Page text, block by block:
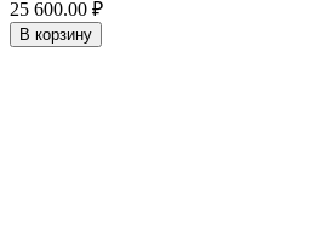
25 600.00 ₽
В корзину